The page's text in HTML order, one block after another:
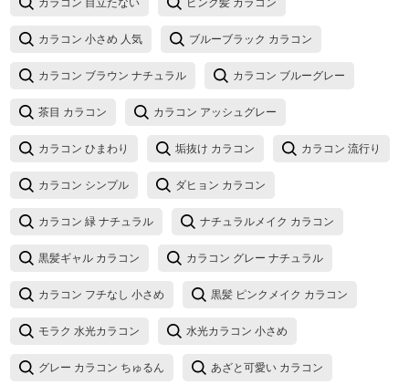
カラコン 目立たない ピンク髪 カラコン
カラコン 小さめ 人気 ブルーブラック カラコン
カラコン ブラウン ナチュラル カラコン ブルーグレー
茶目 カラコン カラコン アッシュグレー
カラコン ひまわり 垢抜け カラコン カラコン 流行り
カラコン シンプル ダヒョン カラコン
カラコン 緑 ナチュラル ナチュラルメイク カラコン
黒髪ギャル カラコン カラコン グレー ナチュラル
カラコン フチなし 小さめ 黒髪 ピンクメイク カラコン
モラク 水光カラコン 水光カラコン 小さめ
グレー カラコン ちゅるん あざと可愛い カラコン